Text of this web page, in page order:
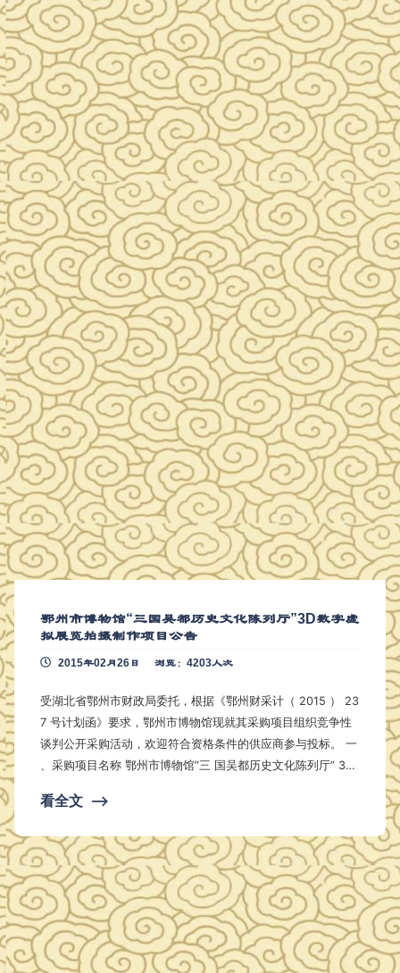
鄂州市博物馆“三国吴都历史文化陈列厅”3D数字虚
拟展览拍摄制作项目公告
2015年02月26日 浏览：4203人次
受湖北省鄂州市财政局委托，根据《鄂州财采计（ 2015 ） 23
7 号计划函》要求，鄂州市博物馆现就其采购项目组织竞争性
谈判公开采购活动，欢迎符合资格条件的供应商参与投标。 一
、采购项目名称 鄂州市博物馆“三 国吴都历史文化陈列厅” 3D
拟展览建设： 涉及展览面积 600 多平方米，其中 3D 建模 虚
拍摄的文物 300 件，全景数据采集…
看全文 ⟶